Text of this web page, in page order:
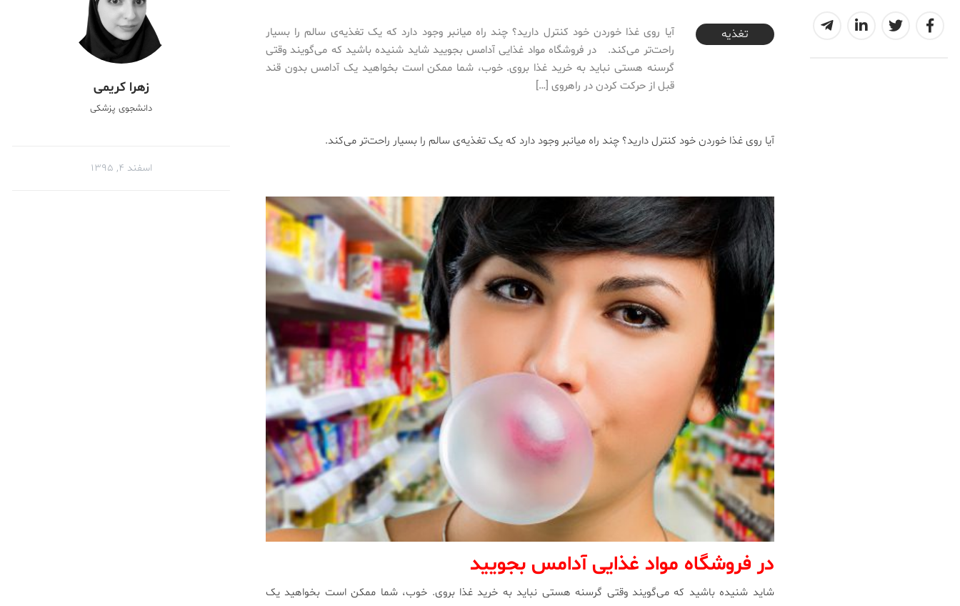
2017-02-15T09:38:41+03:30
تغذیه
آیا روی غذا خوردن خود کنترل دارید؟ چند راه میانبر وجود دارد که یک تغذیه‌ی سالم را بسیار
راحت‌تر می‌کند. در فروشگاه مواد غذایی آدامس بجویید شاید شنیده باشید که می‌گویند وقتی
گرسنه هستی نباید به خرید غذا بروی. خوب، شما ممکن است بخواهید یک آدامس بدون قند
قبل از حرکت کردن در راهروی […]
آیا روی غذا خوردن خود کنترل دارید؟ چند راه میانبر وجود دارد که یک تغذیه‌ی سالم را بسیار راحت‌تر می‌کند.
در فروشگاه مواد غذایی آدامس بجویید
شاید شنیده باشید که می‌گویند وقتی گرسنه هستی نباید به خرید غذا بروی. خوب، شما ممکن است بخواهید یک
زهرا کریمی
دانشجوی پزشکی
اسفند ۴, ۱۳۹۵